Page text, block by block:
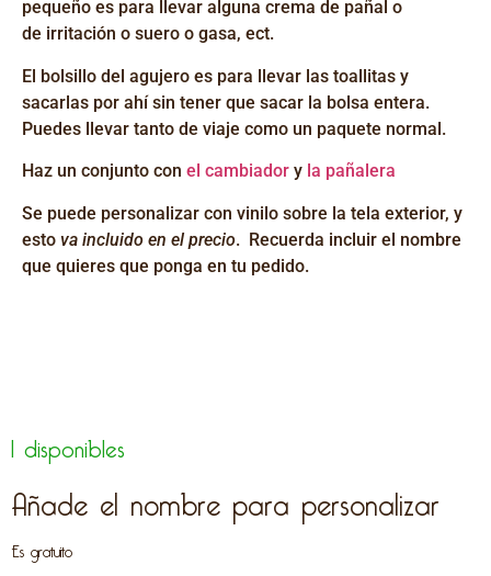
pequeño es para llevar alguna crema de pañal o
de irritación o suero o gasa, ect.
El bolsillo del agujero es para llevar las toallitas y
sacarlas por ahí sin tener que sacar la bolsa entera.
Puedes llevar tanto de viaje como un paquete normal.
Haz un conjunto con el cambiador y la pañalera
Se puede personalizar con vinilo sobre la tela exterior, y
esto va incluido en el precio. Recuerda incluir el nombre
que quieres que ponga en tu pedido.
1 disponibles
Añade el nombre para personalizar
Es gratuito